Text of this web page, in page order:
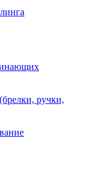
ручки,